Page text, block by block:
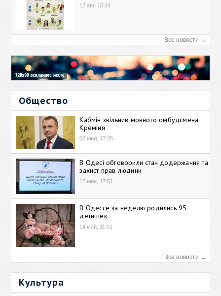
12 авг, 15:24
Все новости →
Общество
Кабмін звільнив мовного омбудсмена
Креміня
02 июл, 17:25
В Одесі обговорили стан додержання та
захист прав людини
12 июн, 17:51
В Одессе за неделю родились 95
детишек
14 май, 11:01
Все новости →
Культура